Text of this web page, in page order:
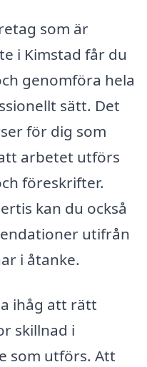
som är
i Kimstad får du
genomföra hela
sätt. Det
för dig som
arbetet utförs
föreskrifter.
kan du också
utifrån
i åtanke.
ihåg att rätt
skillnad i
som utförs. Att